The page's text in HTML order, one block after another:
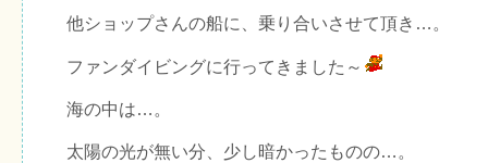
他ショップさんの船に、乗り合いさせて頂き…。
ファンダイビングに行ってきました～
海の中は…。
太陽の光が無い分、少し暗かったものの…。